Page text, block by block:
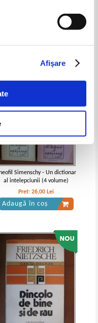
Afişare
Lei
Simenschy - Un dictionar
al intelepciunii (4 volume)
Pret:26,00 Lei
Adaugă în coș